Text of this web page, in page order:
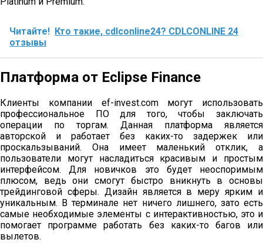
Читайте! Кто такие, cdlconline24? CDLCONLINE 24
отзывы
Платформа от Eclipse Finance
Клиенты компании ef-invest.com могут использовать
профессиональное ПО для того, чтобы заключать
операции по торгам. Данная платформа является
авторской и работает без каких-то задержек или
проскальзываний. Она имеет маленький отклик, а
пользователи могут насладиться красивым и простым
интерфейсом. Для новичков это будет неоспоримым
плюсом, ведь они смогут быстро вникнуть в основы
трейдинговой сферы. Дизайн является в меру ярким и
уникальным. В терминале нет ничего лишнего, зато есть
самые необходимые элементы с интерактивностью, это и
помогает программе работать без каких-то багов или
вылетов.